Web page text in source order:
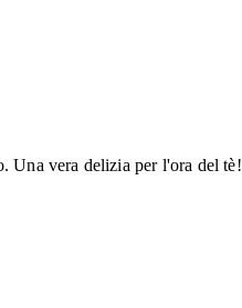
Una vera delizia per l'ora del tè!